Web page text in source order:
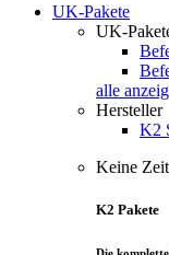
UK-Pakete
UK-
alle
Hersteller
K2
Keine
K2 Pakete